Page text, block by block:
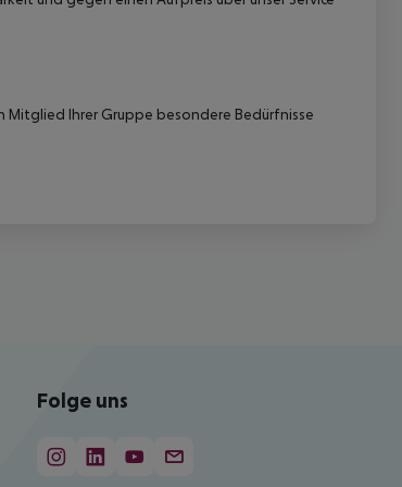
Mitglied Ihrer Gruppe besondere Bedürfnisse
Folge uns